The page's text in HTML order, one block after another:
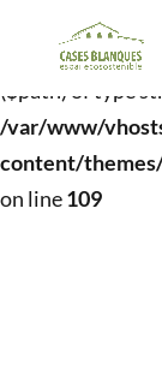
Deprecated:
($path) of type
/var/www/
content/
on line109